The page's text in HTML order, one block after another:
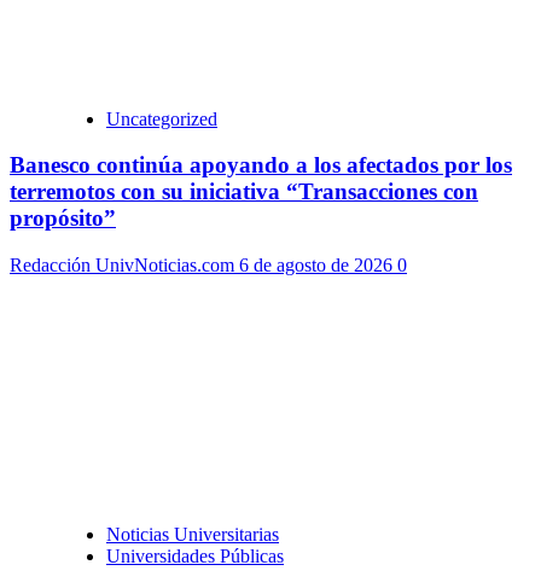
Uncategorized
Banesco continúa apoyando a los afectados por los
terremotos con su iniciativa “Transacciones con
propósito”
Redacción UnivNoticias.com 6 de agosto de 2026 0
Noticias Universitarias
Universidades Públicas